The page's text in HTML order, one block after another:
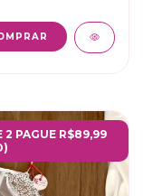
2 PAGUE R$89,99